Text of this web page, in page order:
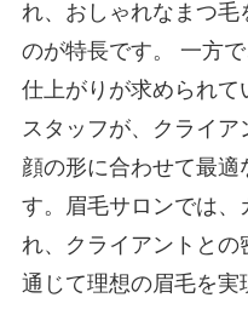
れ、おしゃれなまつ毛
のが特長です。 一方
仕上がりが求められ
スタッフが、クライ
顔の形に合わせて最適
す。眉毛サロンでは、
れ、クライアントとの
通じて理想の眉毛を